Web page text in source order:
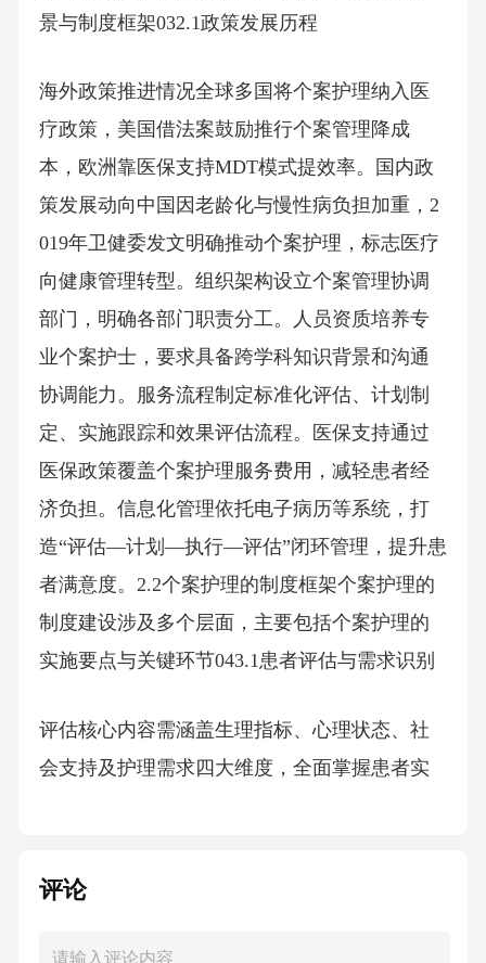
景与制度框架032.1政策发展历程
海外政策推进情况全球多国将个案护理纳入医
疗政策，美国借法案鼓励推行个案管理降成
本，欧洲靠医保支持MDT模式提效率。国内政
策发展动向中国因老龄化与慢性病负担加重，2
019年卫健委发文明确推动个案护理，标志医疗
向健康管理转型。组织架构设立个案管理协调
部门，明确各部门职责分工。人员资质培养专
业个案护士，要求具备跨学科知识背景和沟通
协调能力。服务流程制定标准化评估、计划制
定、实施跟踪和效果评估流程。医保支持通过
医保政策覆盖个案护理服务费用，减轻患者经
济负担。信息化管理依托电子病历等系统，打
造“评估—计划—执行—评估”闭环管理，提升患
者满意度。2.2个案护理的制度框架个案护理的
制度建设涉及多个层面，主要包括个案护理的
实施要点与关键环节043.1患者评估与需求识别
评估核心内容需涵盖生理指标、心理状态、社
会支持及护理需求四大维度，全面掌握患者实
评估实践案例术后老年患者因焦虑致睡眠障
划，促患者康复。
评论